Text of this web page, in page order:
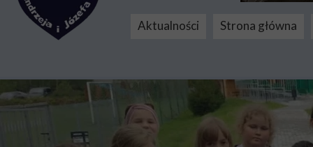
Aktualności Strona główna